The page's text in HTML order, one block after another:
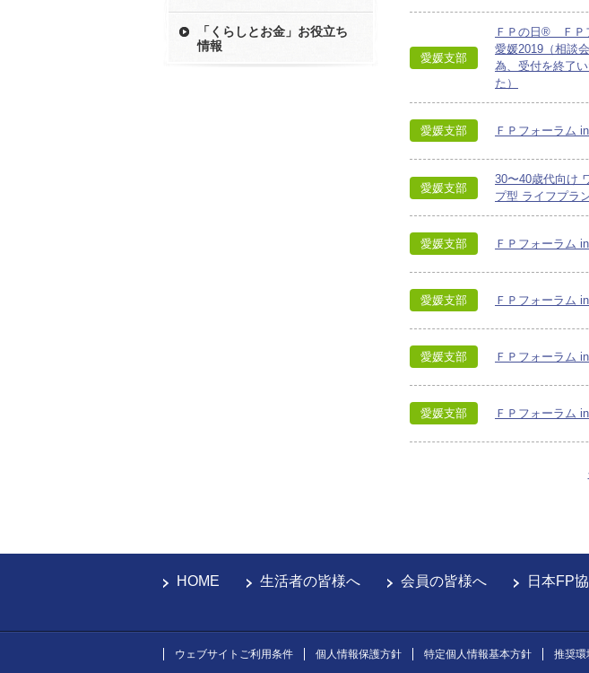
「くらしとお金」お役立ち
情報
愛媛支部
ＦＰの日® ＦＰ
愛媛2019（相談
為、受付を終了
た）
愛媛支部 ＦＰフォーラム
愛媛支部
30〜40歳代向け
プ型 ライフプラ
愛媛支部 ＦＰフォーラム
愛媛支部 ＦＰフォーラム
愛媛支部 ＦＰフォーラム
愛媛支部 ＦＰフォーラム
HOME 生活者の皆様へ 会員の皆様へ 日本FP
ウェブサイトご利用条件 個人情報保護方針 特定個人情報基本方針 推奨環